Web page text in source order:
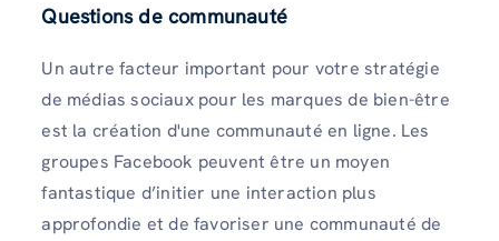
Questions de communauté
Un autre facteur important pour votre stratégie
de médias sociaux pour les marques de bien-être
est la création d'une communauté en ligne. Les
groupes Facebook peuvent être un moyen
fantastique d’initier une interaction plus
approfondie et de favoriser une communauté de